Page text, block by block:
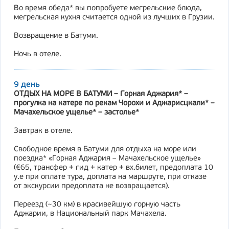
Во время обеда* вы попробуете мегрельские блюда,
мегрельская кухня считается одной из лучших в Грузии.
Возвращение в Батуми.
Ночь в отеле.
9 день
ОТДЫХ НА МОРЕ В БАТУМИ – Горная Аджария* –
прогулка на катере по рекам Чорохи и Аджарисцкали* –
Мачахельское ущелье* – застолье*
Завтрак в отеле.
Свободное время в Батуми для отдыха на море или
поездка* «Горная Аджария – Мачахельское ущелье»
(€65, трансфер + гид + катер + вх.билет, предоплата 10
у.е при оплате тура, доплата на маршруте, при отказе
от экскурсии предоплата не возвращается).
Переезд (~30 км) в красивейшую горную часть
Аджарии, в Национальный парк Мачахела.